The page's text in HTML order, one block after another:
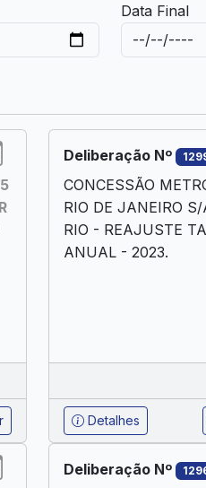
Data Final
Deliberação Nº
CONCESSÃO
RIO DE JANEIRO
RIO - REAJUSTE
ANUAL - 2023.
Detalhes
Deliberação Nº